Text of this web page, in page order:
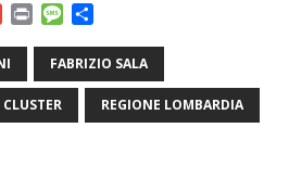
G
a
i
l
n
t
M
s
s
g
n
d
v
FABRIZIO SALA
REGIONE LOMBARDIA